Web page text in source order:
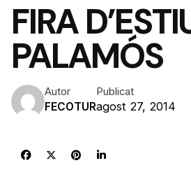
FIRA
PALAMÓS
Autor
FECOTUR
Publicat
agost 27, 2014